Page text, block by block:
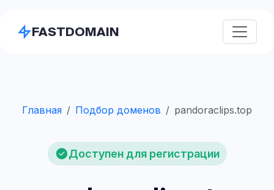
FASTDOMAIN
Главная Подбор доменов pandoraclips.top
Доступен для регистрации